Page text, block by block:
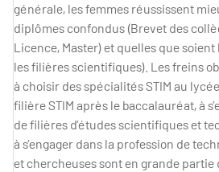
générale, les femmes réussissent
diplômes confondus (Brevet des
Licence, Master) et quelles que
les filières scientifiques). Les freins
à choisir des spécialités STIM au
filière STIM après le baccalauréat, à
de filières d’études scientifiques et
à s’engager dans la profession de
et chercheuses sont en grande